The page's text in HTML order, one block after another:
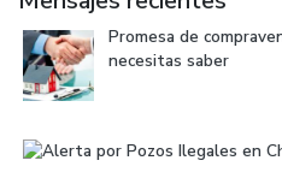
Promesa de
necesitas saber